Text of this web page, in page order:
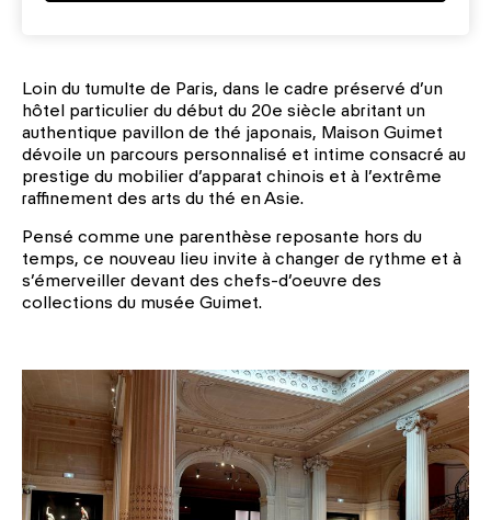
Loin du tumulte de Paris, dans le cadre préservé d’un
hôtel particulier du début du 20e siècle abritant un
authentique pavillon de thé japonais, Maison Guimet
dévoile un parcours personnalisé et intime consacré au
prestige du mobilier d’apparat chinois et à l’extrême
raffinement des arts du thé en Asie.
Pensé comme une parenthèse reposante hors du
temps, ce nouveau lieu invite à changer de rythme et à
s’émerveiller devant des chefs-d’oeuvre des
collections du musée Guimet.